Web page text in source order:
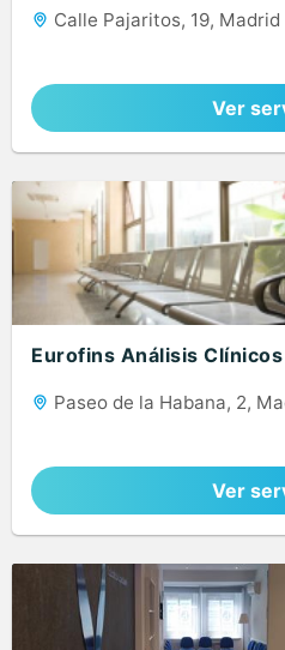
Calle Pajaritos, 19,
Ver
Eurofins Análisis Clínicos
Paseo de la Habana, 2,
Ver